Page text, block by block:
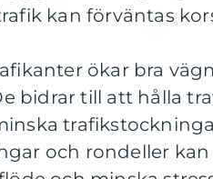
kan förväntas
ökar bra
bidrar till att hålla
och rondeller